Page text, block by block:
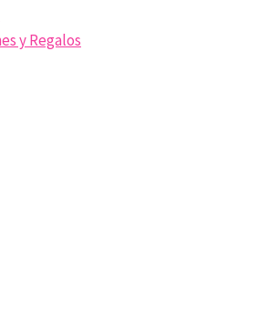
y Regalos